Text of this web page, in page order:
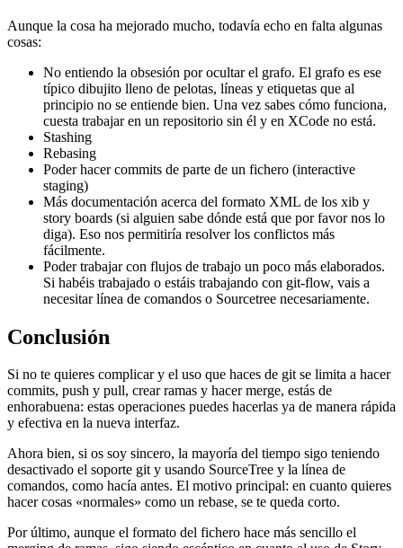
Aunque la cosa ha mejorado mucho, todavía echo en falta algunas
cosas:
No entiendo la obsesión por ocultar el grafo. El grafo es ese
típico dibujito lleno de pelotas, líneas y etiquetas que al
principio no se entiende bien. Una vez sabes cómo funciona,
cuesta trabajar en un repositorio sin él y en XCode no está.
Stashing
Rebasing
Poder hacer commits de parte de un fichero (interactive
staging)
Más documentación acerca del formato XML de los xib y
story boards (si alguien sabe dónde está que por favor nos lo
diga). Eso nos permitiría resolver los conflictos más
fácilmente.
Poder trabajar con flujos de trabajo un poco más elaborados.
Si habéis trabajado o estáis trabajando con git-flow, vais a
necesitar línea de comandos o Sourcetree necesariamente.
Conclusión
Si no te quieres complicar y el uso que haces de git se limita a hacer
commits, push y pull, crear ramas y hacer merge, estás de
enhorabuena: estas operaciones puedes hacerlas ya de manera rápida
y efectiva en la nueva interfaz.
Ahora bien, si os soy sincero, la mayoría del tiempo sigo teniendo
desactivado el soporte git y usando SourceTree y la línea de
comandos, como hacía antes. El motivo principal: en cuanto quieres
hacer cosas «normales» como un rebase, se te queda corto.
Por último, aunque el formato del fichero hace más sencillo el